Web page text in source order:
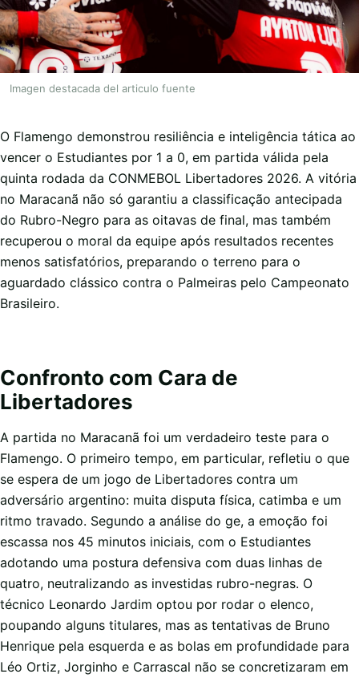
Imagen destacada del articulo fuente
O Flamengo demonstrou resiliência e inteligência tática ao
vencer o Estudiantes por 1 a 0, em partida válida pela
quinta rodada da CONMEBOL Libertadores 2026. A vitória
no Maracanã não só garantiu a classificação antecipada
do Rubro-Negro para as oitavas de final, mas também
recuperou o moral da equipe após resultados recentes
menos satisfatórios, preparando o terreno para o
aguardado clássico contra o Palmeiras pelo Campeonato
Brasileiro.
Confronto com Cara de
Libertadores
A partida no Maracanã foi um verdadeiro teste para o
Flamengo. O primeiro tempo, em particular, refletiu o que
se espera de um jogo de Libertadores contra um
adversário argentino: muita disputa física, catimba e um
ritmo travado. Segundo a análise do ge, a emoção foi
escassa nos 45 minutos iniciais, com o Estudiantes
adotando uma postura defensiva com duas linhas de
quatro, neutralizando as investidas rubro-negras. O
técnico Leonardo Jardim optou por rodar o elenco,
poupando alguns titulares, mas as tentativas de Bruno
Henrique pela esquerda e as bolas em profundidade para
Léo Ortiz, Jorginho e Carrascal não se concretizaram em